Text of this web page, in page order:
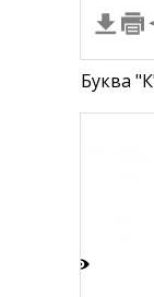
Буква